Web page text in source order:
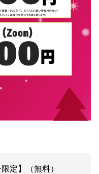
定】（無料）